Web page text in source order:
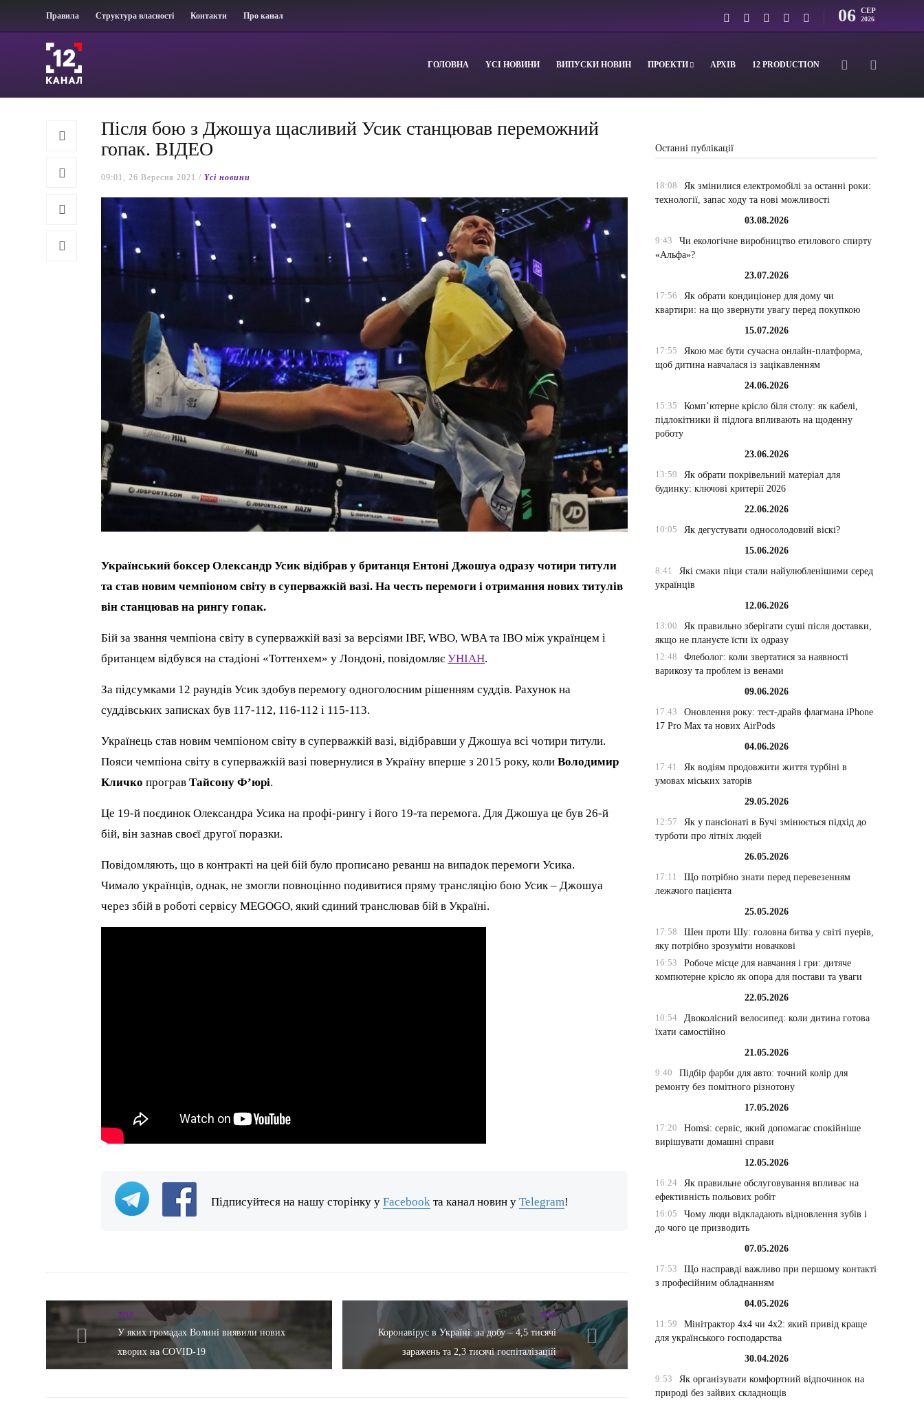
Правила Структура власності Контакти Про канал 06 СЕР
2026
ГОЛОВНА YСІ НОВИНИ ВИПУСКИ НОВИН ПРОЕКТИ АРХІВ 12 PRODUCTION
Після бою з Джошуа щасливий Усик станцював переможний
гопак. ВІДЕО
09:01, 26 Вересня 2021 /Yсі новини
Український боксер Олександр Усик відібрав у британця Ентоні Джошуа одразу чотири титули
та став новим чемпіоном світу в суперважкій вазі. На честь перемоги і отримання нових титулів
він станцював на рингу гопак.
Бій за звання чемпіона світу в суперважкій вазі за версіями IBF, WBO, WBA та IBO між українцем і
британцем відбувся на стадіоні «Тоттенхем» у Лондоні, повідомляєУНІАН.
За підсумками 12 раундів Усик здобув перемогу одноголосним рішенням суддів. Рахунок на
суддівських записках був 117-112, 116-112 і 115-113.
Українець став новим чемпіоном світу в суперважкій вазі, відібравши у Джошуа всі чотири титули.
Пояси чемпіона світу в суперважкій вазі повернулися в Україну вперше з 2015 року, колиВолодимир
Кличко програвТайсону Ф’юрі.
Це 19-й поєдинок Олександра Усика на профі-рингу і його 19-та перемога. Для Джошуа це був 26-й
бій, він зазнав своєї другої поразки.
Повідомляють, що в контракті на цей бій було прописано реванш на випадок перемоги Усика.
Чимало українців, однак, не змогли повноцінно подивитися пряму трансляцію бою Усик – Джошуа
через збій в роботі сервісу MEGOGO, який єдиний транслював бій в Україні.
Підписуйтеся на нашу сторінку уFacebook та канал новин уTelegram!
TOP
У яких громадах Волині виявили нових
хворих на COVID-19
TOP
Коронавірус в Україні: за добу – 4,5 тисячі
заражень та 2,3 тисячі госпіталізацій
Останні публікації
18:08
Як змінилися електромобілі за останні роки:
технології, запас ходу та нові можливості
03.08.2026
9:43
Чи екологічне виробництво етилового спирту
«Альфа»?
23.07.2026
17:56
Як обрати кондиціонер для дому чи
квартири: на що звернути увагу перед покупкою
15.07.2026
17:55
Якою має бути сучасна онлайн-платформа,
щоб дитина навчалася із зацікавленням
24.06.2026
15:35
Комп’ютерне крісло біля столу: як кабелі,
підлокітники й підлога впливають на щоденну
роботу
23.06.2026
13:59
Як обрати покрівельний матеріал для
будинку: ключові критерії 2026
22.06.2026
10:05
Як дегустувати односолодовий віскі?
15.06.2026
8:41
Які смаки піци стали найулюбленішими серед
українців
12.06.2026
13:00
Як правильно зберігати суші після доставки,
якщо не плануєте їсти їх одразу
12:48
Флеболог: коли звертатися за наявності
варикозу та проблем із венами
09.06.2026
17:43
Оновлення року: тест-драйв флагмана iPhone
17 Pro Max та нових AirPods
04.06.2026
17:41
Як водіям продовжити життя турбіні в
умовах міських заторів
29.05.2026
12:57
Як у пансіонаті в Бучі змінюється підхід до
турботи про літніх людей
26.05.2026
17:11
Що потрібно знати перед перевезенням
лежачого пацієнта
25.05.2026
17:58
Шен проти Шу: головна битва у світі пуерів,
яку потрібно зрозуміти новачкові
16:53
Робоче місце для навчання і гри: дитяче
компютерне крісло як опора для постави та уваги
22.05.2026
10:54
Двоколісний велосипед: коли дитина готова
їхати самостійно
21.05.2026
9:40
Підбір фарби для авто: точний колір для
ремонту без помітного різнотону
17.05.2026
17:20
Homsi: сервіс, який допомагає спокійніше
вирішувати домашні справи
12.05.2026
16:24
Як правильне обслуговування впливає на
ефективність польових робіт
16:05
Чому люди відкладають відновлення зубів і
до чого це призводить
07.05.2026
17:53
Що насправді важливо при першому контакті
з професійним обладнанням
04.05.2026
11:59
Мінітрактор 4х4 чи 4х2: який привід краще
для українського господарства
30.04.2026
9:53
Як організувати комфортний відпочинок на
природі без зайвих складнощів